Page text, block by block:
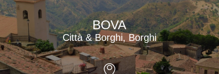
BOVA
Città & Borghi, Borghi